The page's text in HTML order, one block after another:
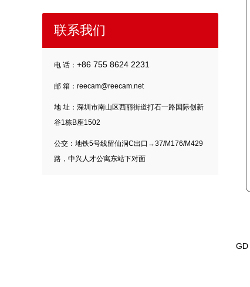
联系我们
电 话： +86 755 8624 2231
邮 箱：reecam@reecam.net
地 址：深圳市南山区西丽街道打石一路国际创新
谷1栋B座1502
公交：地铁5号线留仙洞C出口→37/M176/M429
路，中兴人才公寓东站下对面